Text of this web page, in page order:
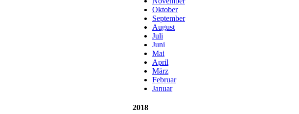
Oktober
September
August
Juli
Juni
Mai
April
März
Februar
Januar
2018